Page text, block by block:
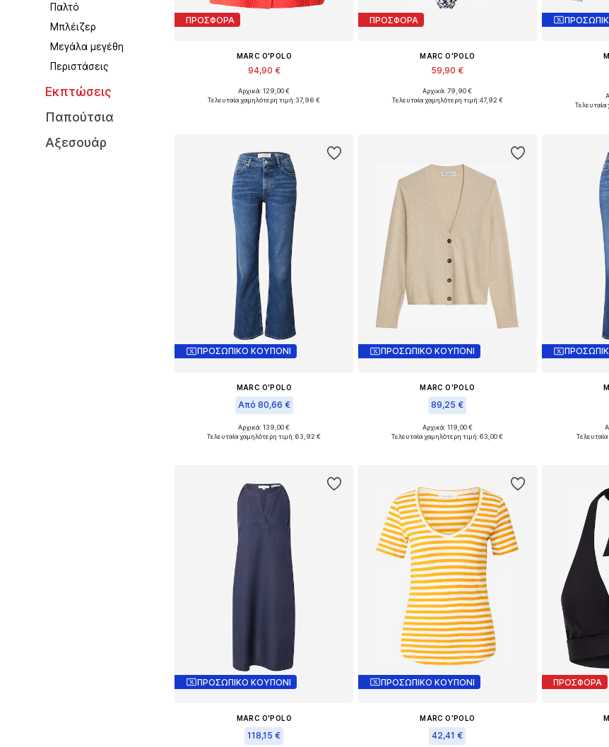
Παλτό
Μπλέιζερ
Μεγάλα μεγέθη
Περιστάσεις
Εκπτώσεις
Παπούτσια
Αξεσουάρ
ΠΡΟΣΦΟΡΑ
MARC O'POLO
94,90 €
Διαθέσιμα μεγέθη: XS, S, M, L
Αρχικά: 129,00 €
Τελευταία χαμηλότερη τιμή:37,96 €
ΠΡΟΣΦΟΡΑ
MARC O'POLO
59,90 €
Διαθέσιμα μεγέθη: S, M, L, XL
Αρχικά: 79,90 €
Τελευταία χαμηλότερη τιμή:47,92 €
Τελευταία
ΠΡΟΣΩΠΙΚΟ ΚΟΥΠΟΝΙ
MARC O'POLO
Από 80,66 €
Αρχικά: 139,00 €
Τελευταία χαμηλότερη τιμή:63,92 €
ΠΡΟΣΩΠΙΚΟ ΚΟΥΠΟΝΙ
MARC O'POLO
89,25 €
Διαθέσιμα μεγέθη: XS, S, M, L, XL
Αρχικά: 119,00 €
Τελευταία χαμηλότερη τιμή:63,00 €
ΠΡΟΣΩΠΙΚΟ ΚΟΥΠΟΝΙ
MARC O'POLO
118,15 €
ΠΡΟΣΩΠΙΚΟ ΚΟΥΠΟΝΙ
MARC O'POLO
42,41 €
ΠΡΟΣΦΟΡΑ